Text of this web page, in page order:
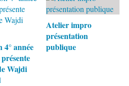
année
Wajdi
Atelier impro
présentation
publique